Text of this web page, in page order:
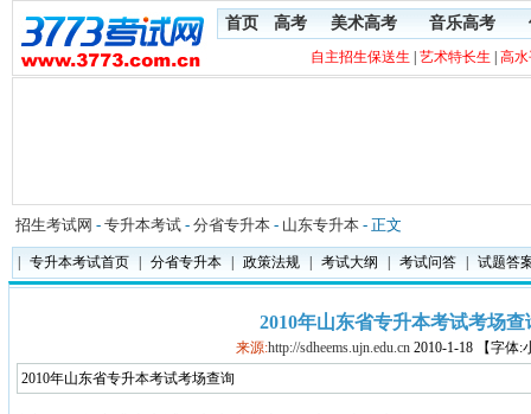
首页 高考 美术高考 音乐高考
自主招生保送生 艺术特长生 高
招生考试网 - 专升本考试 - 分省专升本 - 山东专升本 - 正文
专升本考试首页 分省专升本 政策法规 考试大纲 考试问答 试题答
2010年山东省专升本考试考场查
来源:http://sdheems.ujn.edu.cn 2010-1-18 【字体:
2010年山东省专升本考试考场查询